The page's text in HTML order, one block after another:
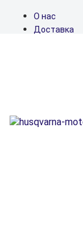
О нас
Доставка